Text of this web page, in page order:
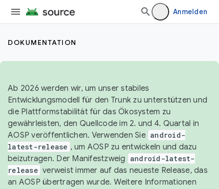
Anmelden
DOKUMENTATION
Ab 2026 werden wir, um unser stabiles
Entwicklungsmodell für den Trunk zu unterstützen und
die Plattformstabilität für das Ökosystem zu
gewährleisten, den Quellcode im 2. und 4. Quartal in
AOSP veröffentlichen. Verwenden Sie android-
latest-release , um AOSP zu entwickeln und dazu
beizutragen. Der Manifestzweig
android-latest-
release verweist immer auf das neueste Release, das
an AOSP übertragen wurde. Weitere Informationen